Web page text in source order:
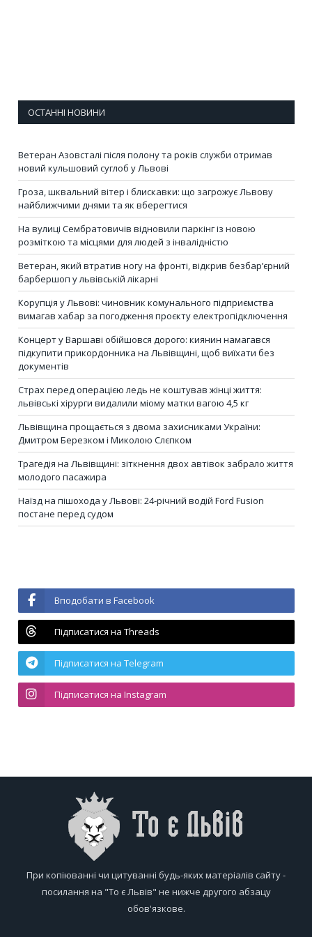
ОСТАННІ НОВИНИ
Ветеран Азовсталі після полону та років служби отримав
новий кульшовий суглоб у Львові
Гроза, шквальний вітер і блискавки: що загрожує Львову
найближчими днями та як вберегтися
На вулиці Сембратовичів відновили паркінг із новою
розміткою та місцями для людей з інвалідністю
Ветеран, який втратив ногу на фронті, відкрив безбар’єрний
барбершоп у львівській лікарні
Корупція у Львові: чиновник комунального підприємства
вимагав хабар за погодження проєкту електропідключення
Концерт у Варшаві обійшовся дорого: киянин намагався
підкупити прикордонника на Львівщині, щоб виїхати без
документів
Страх перед операцією ледь не коштував жінці життя:
львівські хірурги видалили міому матки вагою 4,5 кг
Львівщина прощається з двома захисниками України:
Дмитром Березком і Миколою Слєпком
Трагедія на Львівщині: зіткнення двох автівок забрало життя
молодого пасажира
Наїзд на пішохода у Львові: 24-річний водій Ford Fusion
постане перед судом
Вподобати в Facebook
Підписатися на Threads
Підписатися на Telegram
Підписатися на Instagram
При копіюванні чи цитуванні будь-яких матеріалів сайту -
посилання на "То є Львів" не нижче другого абзацу
обов'язкове.